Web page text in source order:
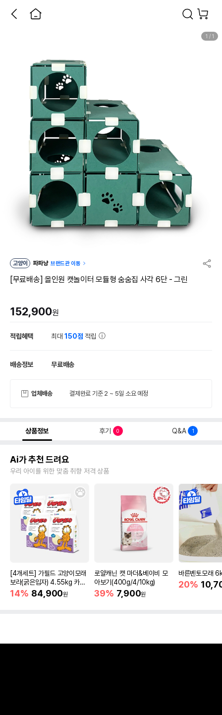
1 / 1
고양이 파파냥 브랜드관 이동
[무료배송] 올인원 캣놀이터 모듈형 숨숨집 사각 6단 - 그린
152,900원
적립혜택 최대150점 적립
배송정보 무료배송
업체배송 결제완료 기준 2 ~ 5일 소요 예정
상품정보 후기 0 Q&A 1
Ai가 추천 드려요
우리 아이를 위한 맞춤 취향 저격 상품
[4개세트] 가필드 고양이모래
보라(굵은입자) 4.55kg 카사
바모래
14% 84,900원
로얄캐닌 캣 마더&베이비 모
아보기(400g/4/10kg)
39% 7,900원
바른벤토모래
20%